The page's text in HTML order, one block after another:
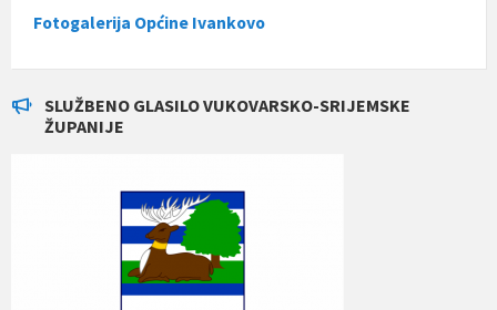
Fotogalerija Općine Ivankovo
SLUŽBENO GLASILO VUKOVARSKO-SRIJEMSKE
ŽUPANIJE